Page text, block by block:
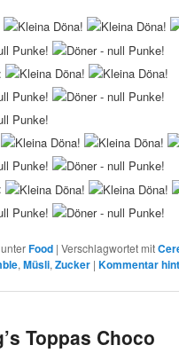
Food |Verschlagwortet mit
,Müsli,Zucker |Kommentar
Toppas Choco